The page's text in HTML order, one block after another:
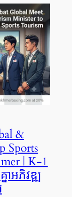
&
Sports
| K-1
ាអភិវឌ្ឍ